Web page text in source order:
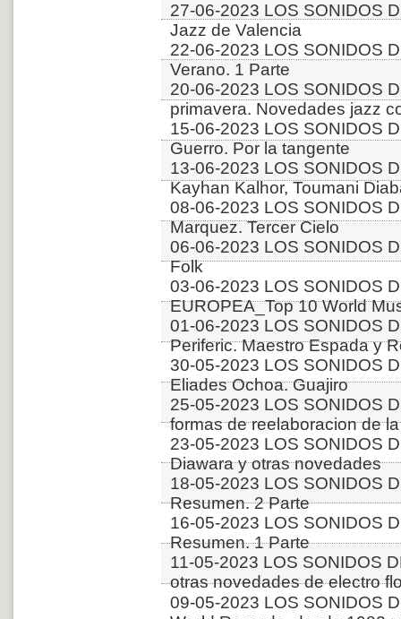
27-06-2023 LOS SONIDOS
Jazz de Valencia
22-06-2023 LOS SONIDOS
Verano. 1 Parte
20-06-2023 LOS SONIDOS
primavera. Novedades jazz
15-06-2023 LOS SONIDOS
Guerro. Por la tangente
13-06-2023 LOS SONIDOS
Kayhan Kalhor, Toumani
08-06-2023 LOS SONIDOS
Marquez. Tercer Cielo
06-06-2023 LOS SONIDOS
Folk
03-06-2023 LOS SONIDOS
EUROPEA_Top 10 World
01-06-2023 LOS SONIDOS
Periferic. Maestro Espada y
30-05-2023 LOS SONIDOS
Eliades Ochoa. Guajiro
25-05-2023 LOS SONIDOS
formas de reelaboracion de
23-05-2023 LOS SONIDOS
Diawara y otras novedades
18-05-2023 LOS SONIDOS
Resumen. 2 Parte
16-05-2023 LOS SONIDOS
Resumen. 1 Parte
11-05-2023 LOS SONIDOS
otras novedades de electro
09-05-2023 LOS SONIDOS